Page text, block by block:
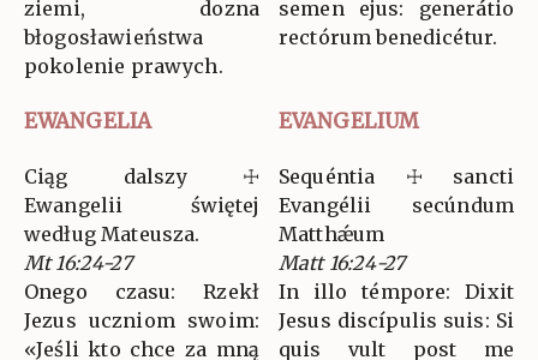
ziemi, dozna
błogosławieństwa
pokolenie prawych.
semen ejus: generátio
rectórum benedicétur.
EWANGELIA EVANGELIUM
Ciąg dalszy ☩
Ewangelii świętej
według Mateusza.
Mt 16:24-27
Onego czasu: Rzekł
Jezus uczniom swoim:
«Jeśli kto chce za mną
Sequéntia ☩ sancti
Evangélii secúndum
Matthǽum
Matt 16:24-27
In illo témpore: Dixit
Jesus discípulis suis: Si
quis vult post me